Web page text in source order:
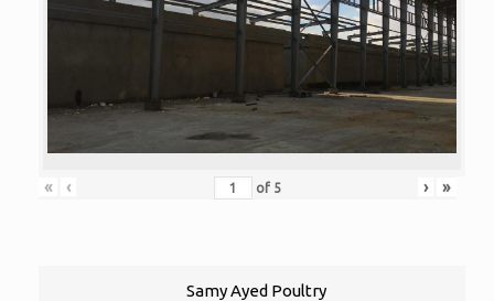
« ‹ of 5 › »
Samy Ayed Poultry